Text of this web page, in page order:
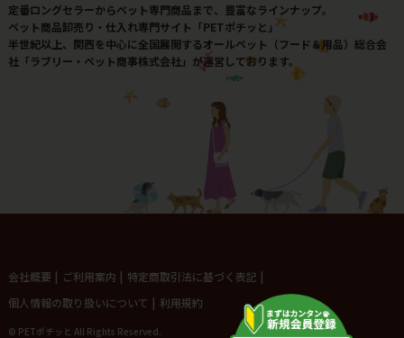
定番ロングセラーからペット専門商品まで、豊富なラインナップ。
ペット商品卸売り・仕入れ専門サイト「PETポチッと」
半世紀以上、関西を中心に全国展開するオールペット（フード＆用品）総合会
社「ラブリー・ペット商事株式会社」が運営しております。
会社概要 | ご利用案内 | 特定商取引法に基づく表記 |
個人情報の取り扱いについて | 利用規約
© PETポチッと All Rights Reserved.